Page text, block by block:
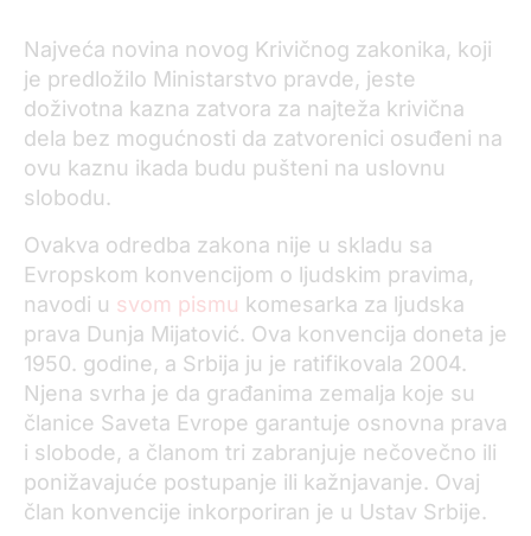
Najveća novina novog Krivičnog zakonika, koji
je predložilo Ministarstvo pravde, jeste
doživotna kazna zatvora za najteža krivična
dela bez mogućnosti da zatvorenici osuđeni na
ovu kaznu ikada budu pušteni na uslovnu
slobodu.
Ovakva odredba zakona nije u skladu sa
Evropskom konvencijom o ljudskim pravima,
navodi u svom pismu komesarka za ljudska
prava Dunja Mijatović. Ova konvencija doneta je
1950. godine, a Srbija ju je ratifikovala 2004.
Njena svrha je da građanima zemalja koje su
članice Saveta Evrope garantuje osnovna prava
i slobode, a članom tri zabranjuje nečovečno ili
ponižavajuće postupanje ili kažnjavanje. Ovaj
član konvencije inkorporiran je u Ustav Srbije.